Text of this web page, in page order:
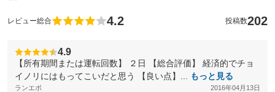
レビュー総合 4.2 投稿数202
4.9
【所有期間または運転回数】 ２日 【総合評価】 経済的でチョ
イノリにはもってこいだと思う 【良い点】...
もっと見る
ランエボ 2016年04月13日